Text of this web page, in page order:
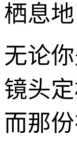
栖息
无论
镜头
而那